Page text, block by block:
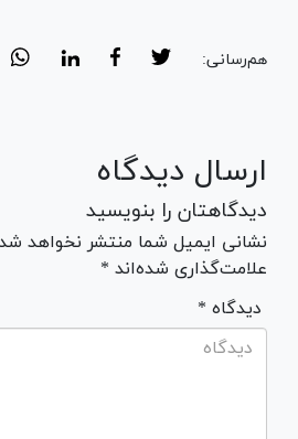
هم‌رسانی:
ارسال دیدگاه
دیدگاهتان را بنویسید
نشانی ایمیل شما منتشر نخواهد
علامت‌گذاری شده‌اند *
* دیدگاه